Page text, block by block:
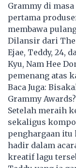
Grammy di
pertama
membawa
Dilansir dari
Ejae, Teddy, 24,
Kyu, Nam Hee
pemenang atas
Baca Juga:
Grammy Awards?
Setelah meraih
sekaligus
penghargaan itu
hadir dalam
kreatif lagu